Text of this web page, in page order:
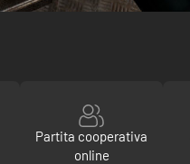
Partita cooperativa
online